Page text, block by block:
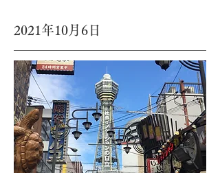
2021年10月6日